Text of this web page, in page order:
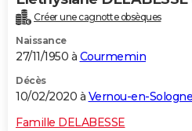
Créer une cagnotte obsèques
Naissance
27/11/1950 à Courmemin
Décès
10/02/2020 à Vernou-en-Sologne
Famille DELABESSE